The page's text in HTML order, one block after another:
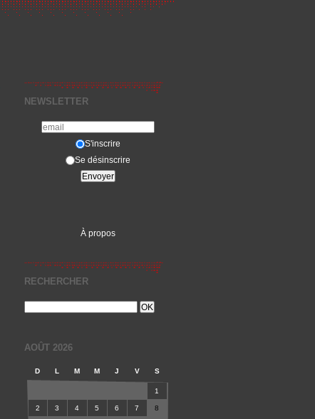
NEWSLETTER
S'inscrire
Se désinscrire
À propos
RECHERCHER
AOÛT 2026
D L M M J V S
1
2 3 4 5 6 7 8